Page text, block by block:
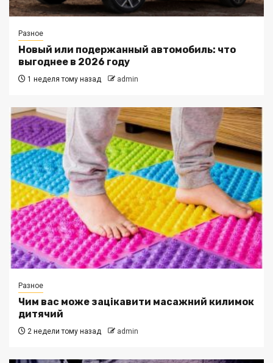
Разное
Новый или подержанный автомобиль: что
выгоднее в 2026 году
1 неделя тому назад admin
Разное
Чим вас може зацікавити масажний килимок
дитячий
2 недели тому назад admin